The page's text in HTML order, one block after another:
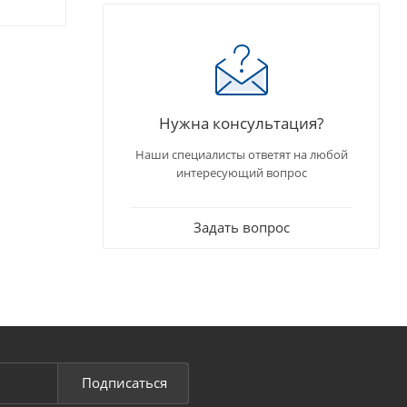
Нужна консультация?
Наши специалисты ответят на любой
интересующий вопрос
Задать вопрос
Подписаться